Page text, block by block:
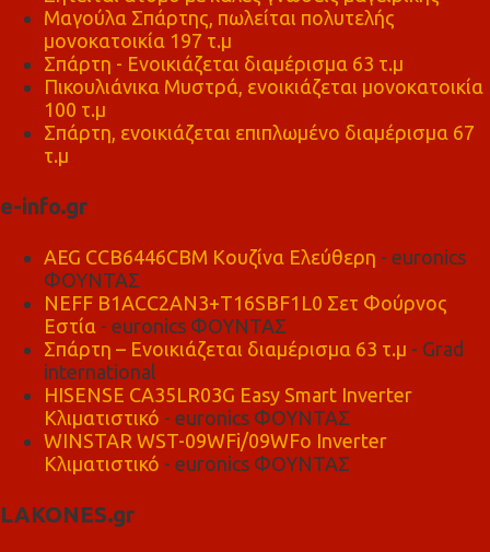
Μαγούλα Σπάρτης, πωλείται πολυτελής
μονοκατοικία 197 τ.μ
Σπάρτη - Ενοικιάζεται διαμέρισμα 63 τ.μ
Πικουλιάνικα Μυστρά, ενοικιάζεται μονοκατοικία
100 τ.μ
Σπάρτη, ενοικιάζεται επιπλωμένο διαμέρισμα 67
τ.μ
e-info.gr
AEG CCB6446CBM Κουζίνα Ελεύθερη - euronics
ΦΟΥΝΤΑΣ
NEFF B1ACC2AN3+T16SBF1L0 Σετ Φούρνος
Εστία - euronics ΦΟΥΝΤΑΣ
Σπάρτη – Ενοικιάζεται διαμέρισμα 63 τ.μ - Grad
international
HISENSE CA35LR03G Easy Smart Inverter
Κλιματιστικό - euronics ΦΟΥΝΤΑΣ
WINSTAR WST-09WFi/09WFo Inverter
Κλιματιστικό - euronics ΦΟΥΝΤΑΣ
LAKONES.gr